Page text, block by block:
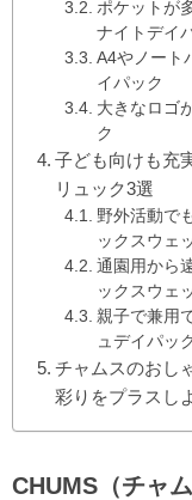
ポケットが
ナイトデイ
A4やノート
イパック
大きなロゴ
ク
子ども向けも充
リュック3選
野外活動で
ックスウェ
通園用から
ックスウェ
親子で兼用
ュデイパッ
チャムスのおし
彩りをプラスし
CHUMS（チャ